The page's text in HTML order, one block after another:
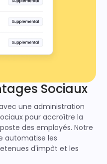
Sociaux
une administration
pour accroître la
des employés. Notre
automatise les
d'impôt et les